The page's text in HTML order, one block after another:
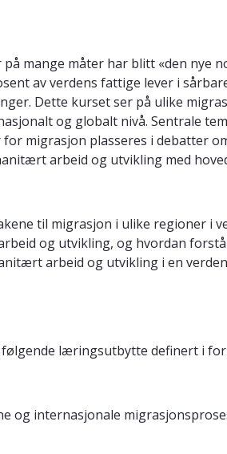
mange måter har blitt «den nye
av verdens fattige lever i
Dette kurset ser på ulike
og globalt nivå. Sentrale
migrasjon plasseres i debatter
arbeid og utvikling med
til migrasjon i ulike regioner i
og utvikling, og hvordan
arbeid og utvikling i en
læringsutbytte definert i
og internasjonale